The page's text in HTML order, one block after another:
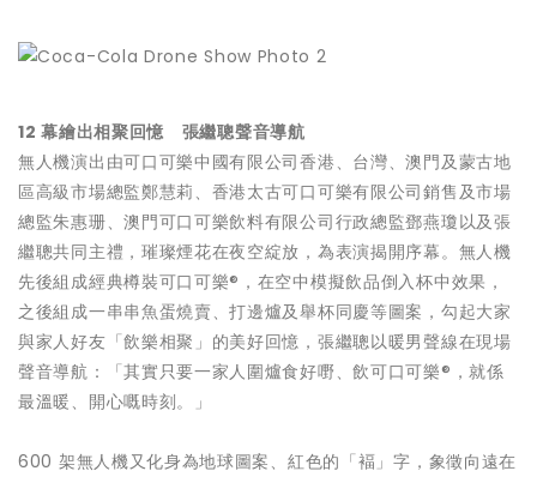
12幕繪出相聚回憶
張繼聰聲音導航
無人機演出由可口可樂中國有限公司香港、台灣、澳門及蒙古地
區高級市場總監鄭慧莉、香港太古可口可樂有限公司銷售及市場
總監朱惠珊、澳門可口可樂飲料有限公司行政總監鄧燕瓊以及張
繼聰共同主禮，璀璨煙花在夜空綻放，為表演揭開序幕。無人機
先後組成經典樽裝可口可樂®，在空中模擬飲品倒入杯中效果，
之後組成一串串魚蛋燒賣、打邊爐及舉杯同慶等圖案，勾起大家
與家人好友「飲樂相聚」的美好回憶，張繼聰以暖男聲線在現場
聲音導航：「其實只要一家人圍爐食好嘢、飲可口可樂®，就係
最溫暖、開心嘅時刻。」
600 架無人機又化身為地球圖案、紅色的「褔」字，象徵向遠在